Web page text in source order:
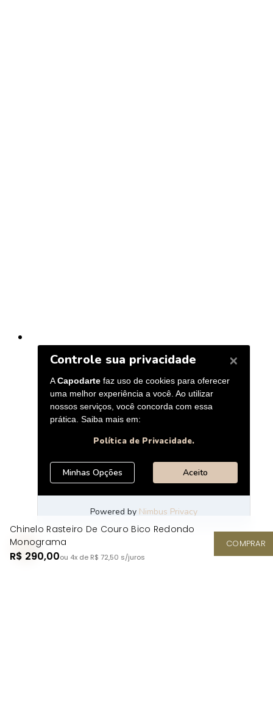
Chinelo Rasteiro De Couro Bico Redondo
Monograma
R$ 290,00ou 4x de R$ 72,50 s/juros
COMPRAR